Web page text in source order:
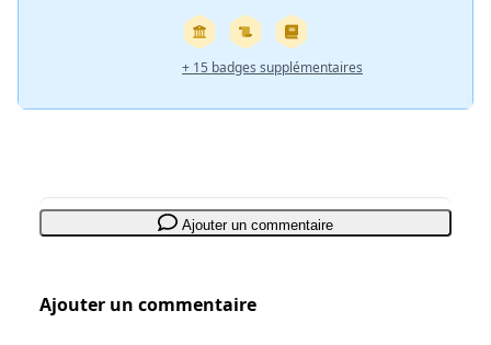
+ 15 badges supplémentaires
Ajouter un commentaire
Ajouter un commentaire